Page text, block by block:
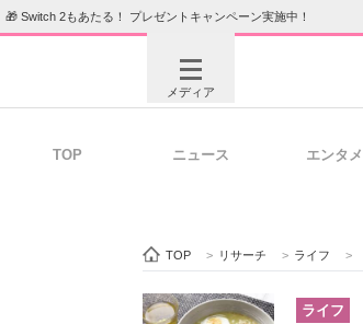
🎁 Switch 2もあたる！ プレゼントキャンペーン実施中！
メディア
ビジネスと働き方のヒント
TOP ニュース エンタメ
TOP > リサーチ > ライフ >
ライフ